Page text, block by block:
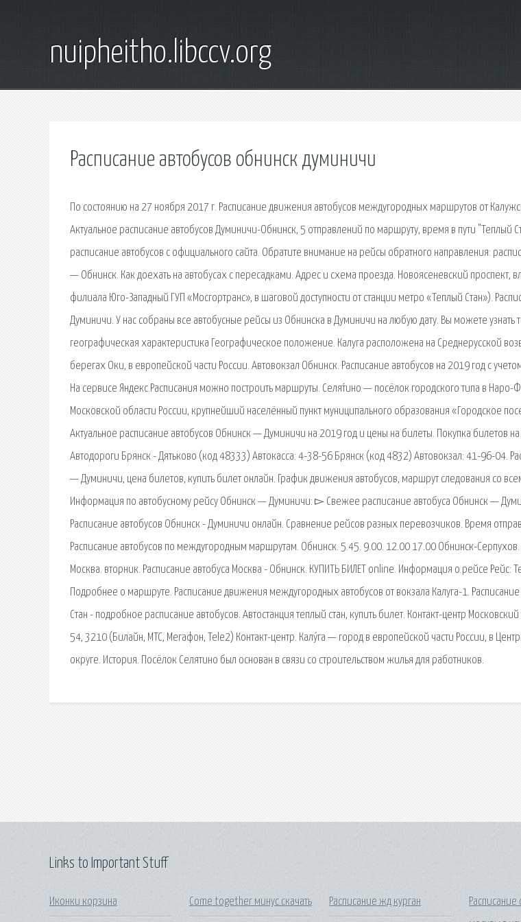
nuipheitho.libccv.org
Расписание автобусов обнинск думиничи
По состоянию на 27 ноября 2017 г. Расписание движения автобусов междугородных маршрутов от
Актуальное расписание автобусов Думиничи-Обнинск, 5 отправлений по маршруту, время в пути "Теплый
расписание автобусов с официального сайта. Обратите внимание на рейсы обратного направления:
— Обнинск. Как доехать на автобусах с пересадками. Адрес и схема проезда. Новоясеневский проспект,
филиала Юго-Западный ГУП «Мосгортранс», в шаговой доступности от станции метро «Теплый Стан»).
Думиничи. У нас собраны все автобусные рейсы из Обнинска в Думиничи на любую дату. Вы можете узнать
географическая характеристика Географическое положение. Калуга расположена на Среднерусской
берегах Оки, в европейской части России. Автовокзал Обнинск. Расписание автобусов на 2019 год с
На сервисе Яндекс.Расписания можно построить маршруты. Селя́тино — посёлок городского типа в
Московской области России, крупнейший населённый пункт муниципального образования «Городское
Актуальное расписание автобусов Обнинск — Думиничи на 2019 год и цены на билеты. Покупка билетов
Автодороги Брянск - Дятьково (код 48333) Автокасса: 4-38-56 Брянск (код 4832) Автовокзал: 41-96-04.
— Думиничи, цена билетов, купить билет онлайн. График движения автобусов, маршрут следования со
Информация по автобусному рейсу Обнинск — Думиничи: ▻ Свежее расписание автобуса Обнинск —
Расписание автобусов Обнинск - Думиничи онлайн. Сравнение рейсов разных перевозчиков. Время
Расписание автобусов по междугородным маршрутам. Обнинск. 5.45. 9.00. 12.00 17.00 Обнинск-
Москва. вторник. Расписание автобуса Москва - Обнинск. КУПИТЬ БИЛЕТ online. Информация о рейсе Рейс:
Подробнее о маршруте. Расписание движения междугородных автобусов от вокзала Калуга-1.
Стан - подробное расписание автобусов. Автостанция теплый стан, купить билет. Контакт-центр
54, 3210 (Билайн, МТС, Мегафон, Tele2) Контакт-центр. Калу́га — город в европейской части России, в
округе. История. Посёлок Селятино был основан в связи со строительством жилья для работников.
Links to Important Stuff
Иконки корзина Come together минус скачать Расписание жд курган
Расписание